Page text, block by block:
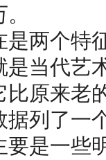
个特征
是当代艺
比原来老
据列了一
要是一些